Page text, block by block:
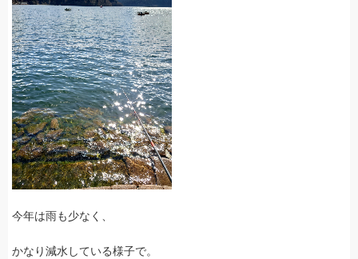
今年は雨も少なく、
かなり減水している様子で。